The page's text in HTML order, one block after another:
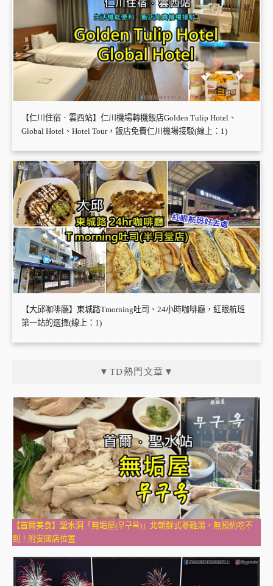
【仁川住宿．雲西站】仁川機場轉機飯店Golden Tulip Hotel、
Global Hotel、Hotel Tour，飯店免費仁川機場接駁(線上：1)
【大邱咖啡廳】東城路Tmorning吐司、24小時咖啡廳，紅眼航班
第一站的選擇(線上：1)
▼TD熱門文章▼
【首爾美食】聖水洞「無垢屋(무구옥)」北朝鮮式蔘雞湯，無預約吃不
到！附安國店位置